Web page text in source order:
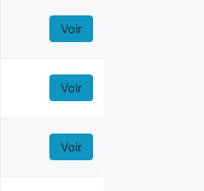
Voir
Voir
Voir